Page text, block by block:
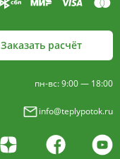
Заказать расчёт
пн-вс: 9:00 — 18:00
info@teplypotok.ru